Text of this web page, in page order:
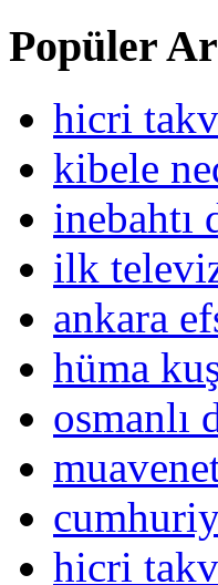
Popüler
hicri
kibele
inebahtı
ilk
ankara
hüma
osmanlı
hicri